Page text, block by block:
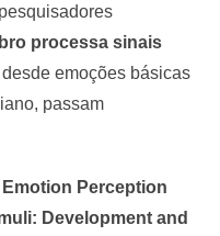
processa sinais
emoções básicas
passam
Perception
Development and